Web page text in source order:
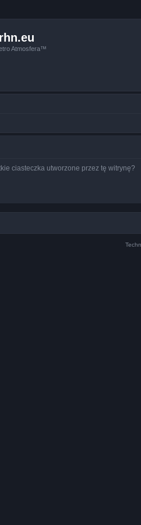
Atmosfera™
ciasteczka utworzone przez tę witrynę?